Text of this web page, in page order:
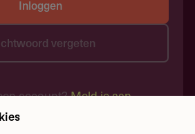
Inloggen
vergeten
account?Meld je aan